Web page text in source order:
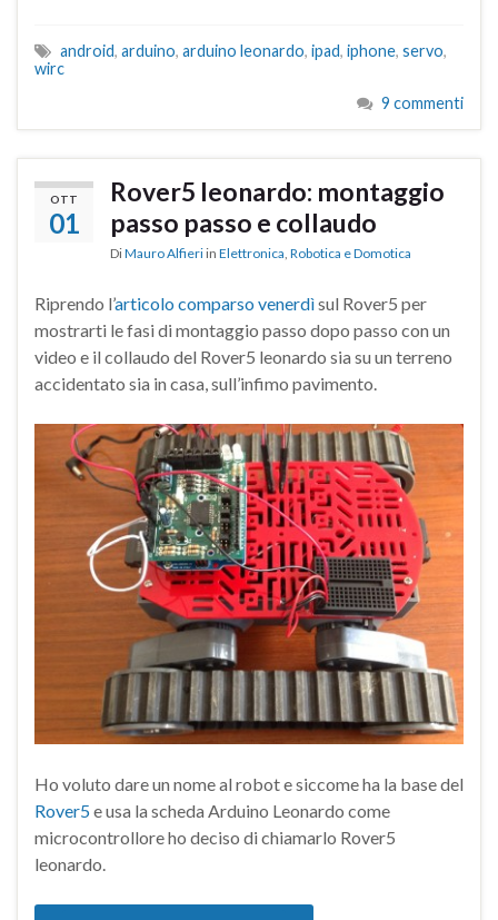
android, arduino, arduino leonardo, ipad, iphone, servo,
wirc
9 commenti
OTT
01
Rover5 leonardo: montaggio
passo passo e collaudo
DiMauro Alfieri in Elettronica Robotica e Domotica
Riprendo l’articolo comparso venerdìsul Rover5 per
mostrarti le fasi di montaggio passo dopo passo con un
video e il collaudo del Rover5 leonardo sia su un terreno
accidentato sia in casa, sull’infimo pavimento.
Ho voluto dare un nome al robot e siccome ha la base del
Rover5e usa la scheda Arduino Leonardo come
microcontrollore ho deciso di chiamarlo Rover5
leonardo.